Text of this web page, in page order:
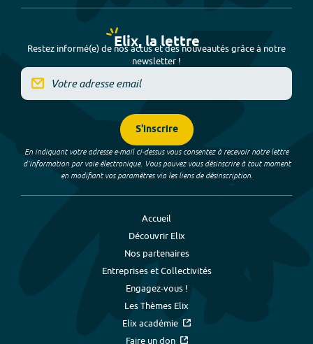
Elix, la lettre
Restez informé(e) de nos actus et des nouveautés grâce à notre
newsletter !
S'inscrire
En indiquant votre adresse e-mail ci-dessus vous consentez à recevoir notre lettre
d’information par voie électronique. Vous pouvez vous désinscrire à tout moment
en modifiant vos paramètres via les liens de désinscription.
Accueil
Découvrir Elix
Nos partenaires
Entreprises et Collectivités
Engagez-vous !
Les Thèmes Elix
Elix académie
Faire un don